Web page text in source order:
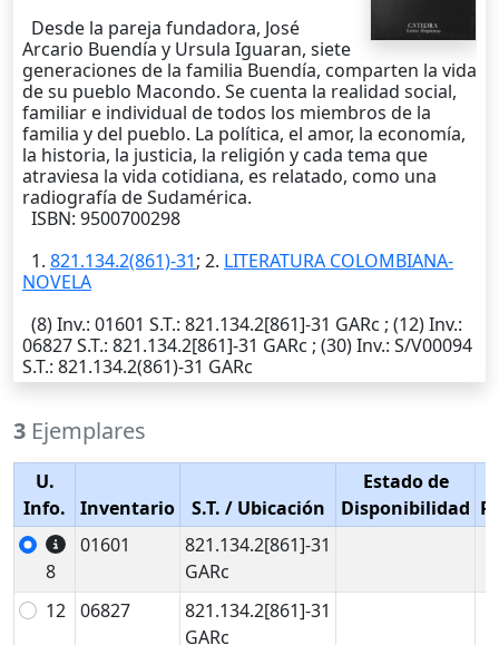
Desde la pareja fundadora, José
Arcario Buendía y Ursula Iguaran, siete
generaciones de la familia Buendía, comparten la vida
de su pueblo Macondo. Se cuenta la realidad social,
familiar e individual de todos los miembros de la
familia y del pueblo. La política, el amor, la economía,
la historia, la justicia, la religión y cada tema que
atraviesa la vida cotidiana, es relatado, como una
radiografía de Sudamérica.
ISBN: 9500700298
1. 821.134.2(861)-31; 2. LITERATURA COLOMBIANA-
NOVELA
(8)Inv.: 01601 S.T.: 821.134.2[861]-31 GARc ; (12)Inv.:
06827S.T.: 821.134.2[861]-31 GARc ; (30)Inv.: S/V00094
S.T.: 821.134.2(861)-31 GARc
3 Ejemplares
U.
Info.
Inventario S.T. / Ubicación
Estado de
Disponibilidad
8
01601
821.134.2[861]-31
GARc
12 06827
821.134.2[861]-31
GARc